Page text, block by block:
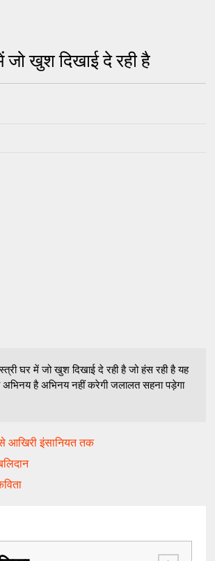
जो खुश दिखाई दे रही है
घर में जो खुश दिखाई दे रही है जो हंस रही है यह
है अभिनय नहीं करेगी जलालत सहना पड़ेगा
आखिरी इंसानियत तक